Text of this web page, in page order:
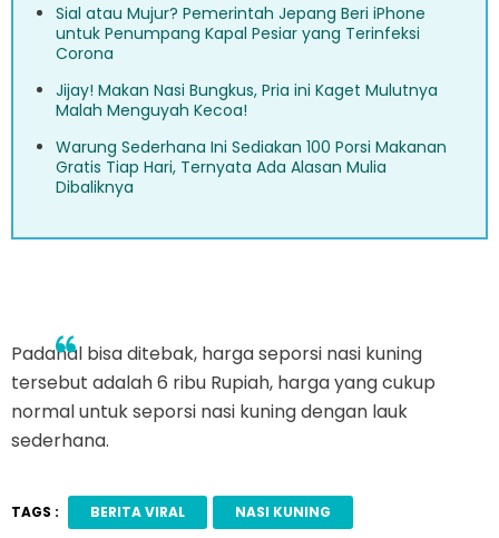
Sial atau Mujur? Pemerintah Jepang Beri iPhone
untuk Penumpang Kapal Pesiar yang Terinfeksi
Corona
Jijay! Makan Nasi Bungkus, Pria ini Kaget Mulutnya
Malah Menguyah Kecoa!
Warung Sederhana Ini Sediakan 100 Porsi Makanan
Gratis Tiap Hari, Ternyata Ada Alasan Mulia
Dibaliknya
Padahal bisa ditebak, harga seporsi nasi kuning
tersebut adalah 6 ribu Rupiah, harga yang cukup
normal untuk seporsi nasi kuning dengan lauk
sederhana.
TAGS : BERITA VIRAL NASI KUNING